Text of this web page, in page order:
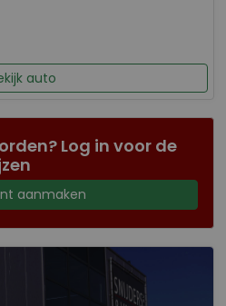
auto
Log in voor de
aanmaken